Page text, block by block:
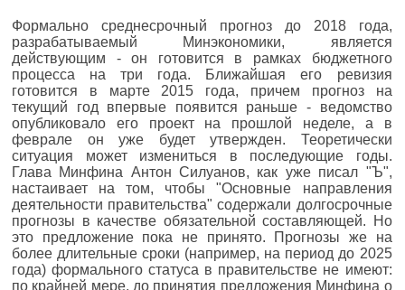
Формально среднесрочный прогноз до 2018 года,
разрабатываемый Минэкономики, является
действующим - он готовится в рамках бюджетного
процесса на три года. Ближайшая его ревизия
готовится в марте 2015 года, причем прогноз на
текущий год впервые появится раньше - ведомство
опубликовало его проект на прошлой неделе, а в
феврале он уже будет утвержден. Теоретически
ситуация может измениться в последующие годы.
Глава Минфина Антон Силуанов, как уже писал "Ъ",
настаивает на том, чтобы "Основные направления
деятельности правительства" содержали долгосрочные
прогнозы в качестве обязательной составляющей. Но
это предложение пока не принято. Прогнозы же на
более длительные сроки (например, на период до 2025
года) формального статуса в правительстве не имеют:
по крайней мере, до принятия предложения Минфина о